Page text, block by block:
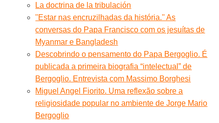
La doctrina de la tribulación
''Estar nas encruzilhadas da história.'' As
conversas do Papa Francisco com os jesuítas de
Myanmar e Bangladesh
Descobrindo o pensamento do Papa Bergoglio. É
publicada a primeira biografia “intelectual” de
Bergoglio. Entrevista com Massimo Borghesi
Miguel Angel Fiorito. Uma reflexão sobre a
religiosidade popular no ambiente de Jorge Mario
Bergoglio